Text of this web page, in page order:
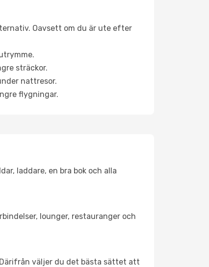
Oavsett om du är ute efter
sträckor.
nattresor.
flygningar.
laddare, en bra bok och alla
lounger, restauranger och
väljer du det bästa sättet att